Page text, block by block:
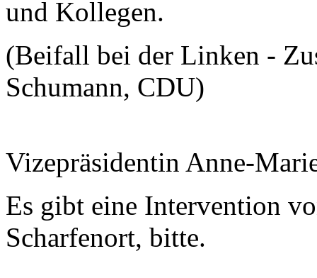
und Kollegen.
(Beifall bei der Linken -
Schumann, CDU)
Vizepräsidentin Anne-
Es gibt eine Intervention
Scharfenort, bitte.